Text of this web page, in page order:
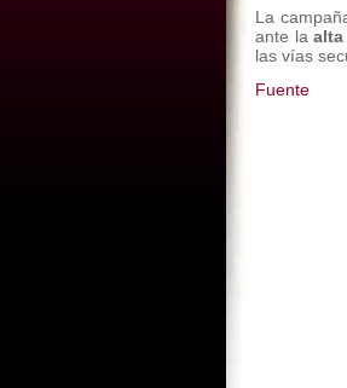
La
ante la
las vías
Fuente